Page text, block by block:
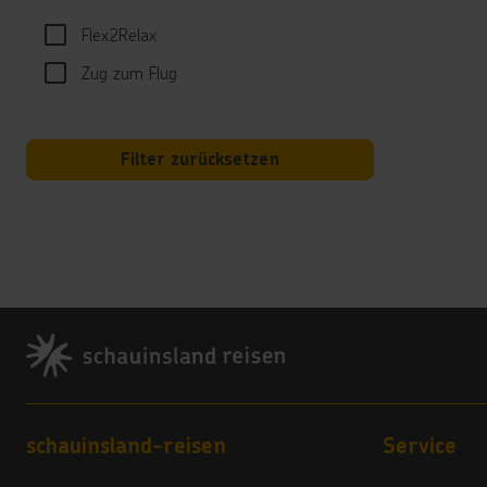
Flex2Relax
Zug zum Flug
Filter zurücksetzen
Footer
Footer navigation
schauinsland-reisen Service